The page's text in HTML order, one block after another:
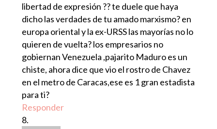
libertad de expresión ?? te duele que haya
dicho las verdades de tu amado marxismo? en
europa oriental y la ex-URSS las mayorías no lo
quieren de vuelta? los empresarios no
gobiernan Venezuela ,pajarito Maduro es un
chiste, ahora dice que vio el rostro de Chavez
en el metro de Caracas,ese es 1 gran estadista
para ti?
Responder